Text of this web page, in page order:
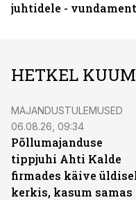
juhtidele - vundament
HETKEL KUUM
MAJANDUSTULEMUSED
06.08.26, 09:34
Põllumajanduse
tippjuhi Ahti Kalde
firmades käive
kerkis, kasum samas